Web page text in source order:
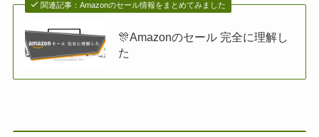
関連記事：Amazonのセール情報をまとめてみました
🎊Amazonのセール 完全に理解し
た